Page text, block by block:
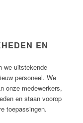
EN
we uitstekende
personeel. We
onze medewerkers,
en staan voorop
toepassingen.